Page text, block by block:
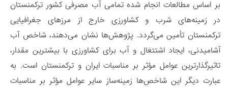
بر اساس مطالعات انجام شده تمامی آب مصرفی کشور ترکمنستان
در زمینه‌های شرب و کشاورزی خارج از مرزهای جغرافیایی
ترکمنستان تأمین می‌گردد. پژوهش‌ها نشان می‌دهند، شاخص آب
آشامیدنی، ایجاد اشتتغال و آب برای کشاورزی با بیشترین مقدار،
تاثیرگذارترین عوامل مؤثر بر مناسبات ایران و ترکمنستان است. به
عبارت دیگر این شاخص‌ها زمینه‌ساز سایر عوامل مؤثر بر مناسبات